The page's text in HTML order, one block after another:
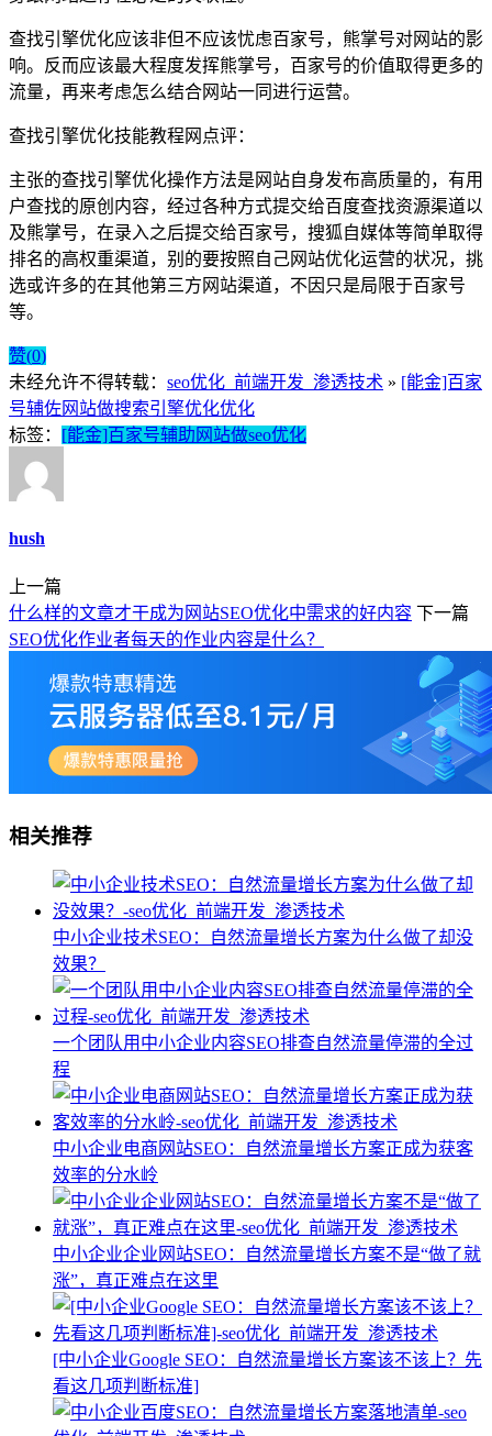
查找引擎优化应该非但不应该忧虑百家号，熊掌号对网站的影
响。反而应该最大程度发挥熊掌号，百家号的价值取得更多的
流量，再来考虑怎么结合网站一同进行运营。
查找引擎优化技能教程网点评：
主张的查找引擎优化操作方法是网站自身发布高质量的，有用
户查找的原创内容，经过各种方式提交给百度查找资源渠道以
及熊掌号，在录入之后提交给百家号，搜狐自媒体等简单取得
排名的高权重渠道，别的要按照自己网站优化运营的状况，挑
选或许多的在其他第三方网站渠道，不因只是局限于百家号
等。
赞(0)
未经允许不得转载： seo优化_前端开发_渗透技术 » [能金]百家
号辅佐网站做搜索引擎优化优化
标签： [能金]百家号辅助网站做seo优化
hush
上一篇
什么样的文章才干成为网站SEO优化中需求的好内容 下一篇
SEO优化作业者每天的作业内容是什么？
相关推荐
中小企业技术SEO：自然流量增长方案为什么做了却没
效果？
一个团队用中小企业内容SEO排查自然流量停滞的全过
程
中小企业电商网站SEO：自然流量增长方案正成为获客
效率的分水岭
中小企业企业网站SEO：自然流量增长方案不是“做了就
涨”，真正难点在这里
[中小企业Google SEO：自然流量增长方案该不该上？先
看这几项判断标准]